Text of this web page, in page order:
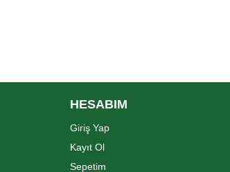
HESABIM
Giriş Yap
Kayıt Ol
Sepetim